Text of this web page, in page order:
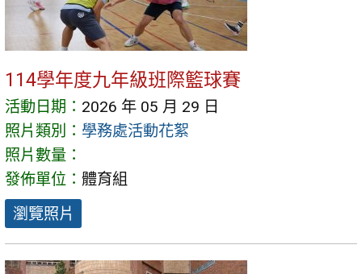
114學年度九年級班際籃球賽
活動日期： 2026 年 05 月 29 日
照片類別： 學務處活動花絮
照片數量：
發佈單位： 體育組
瀏覽照片